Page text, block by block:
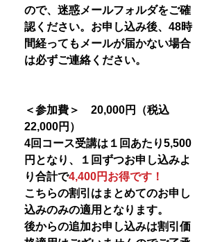
ので、迷惑メールフォルダをご確
認ください。お申し込み後、48時
間経ってもメールが届かない場合
は必ずご連絡ください。
＜参加費＞ 20,000円（税込
22,000円）
4回コース受講は１回あたり5,500
円となり、１回ずつお申し込みよ
り合計で4,400円お得です！
こちらの割引はまとめてのお申し
込みのみの適用となります。
後からの追加お申し込みは割引価